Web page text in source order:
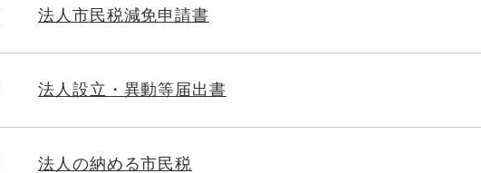
法人市民税減免申請書
法人設立・異動等届出書
法人の納める市民税